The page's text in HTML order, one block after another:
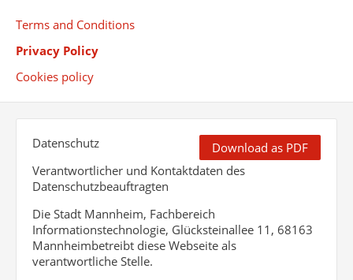
Terms and Conditions
Privacy Policy
Cookies policy
Download as PDF
Datenschutz
Verantwortlicher und Kontaktdaten des
Datenschutzbeauftragten
Die Stadt Mannheim, Fachbereich
Informationstechnologie, Glücksteinallee 11, 68163
Mannheimbetreibt diese Webseite als
verantwortliche Stelle.